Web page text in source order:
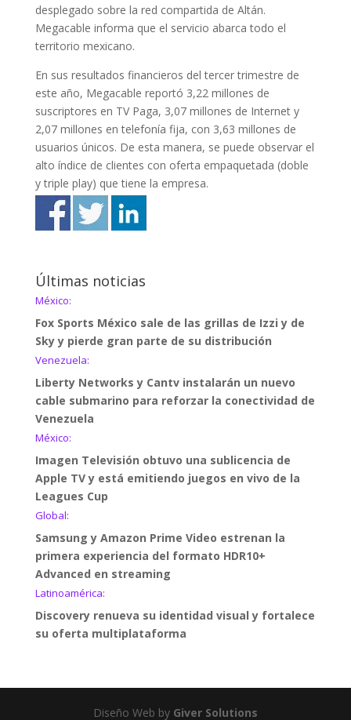
desplegado sobre la red compartida de Altán.
Megacable informa que el servicio abarca todo el
territorio mexicano.
En sus resultados financieros del tercer trimestre de
este año, Megacable reportó 3,22 millones de
suscriptores en TV Paga, 3,07 millones de Internet y
2,07 millones en telefonía fija, con 3,63 millones de
usuarios únicos. De esta manera, se puede observar el
alto índice de clientes con oferta empaquetada (doble
y triple play) que tiene la empresa.
Últimas noticias
México:
Fox Sports México sale de las grillas de Izzi y de
Sky y pierde gran parte de su distribución
Venezuela:
Liberty Networks y Cantv instalarán un nuevo
cable submarino para reforzar la conectividad de
Venezuela
México:
Imagen Televisión obtuvo una sublicencia de
Apple TV y está emitiendo juegos en vivo de la
Leagues Cup
Global:
Samsung y Amazon Prime Video estrenan la
primera experiencia del formato HDR10+
Advanced en streaming
Latinoamérica:
Discovery renueva su identidad visual y fortalece
su oferta multiplataforma
Diseño Web by Giver Solutions